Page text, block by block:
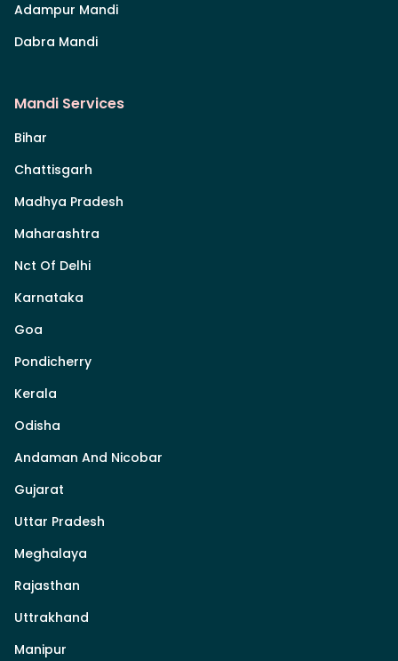
Adampur Mandi
Dabra Mandi
Mandi Services
Bihar
Chattisgarh
Madhya Pradesh
Maharashtra
Nct Of Delhi
Karnataka
Goa
Pondicherry
Kerala
Odisha
Andaman And Nicobar
Gujarat
Uttar Pradesh
Meghalaya
Rajasthan
Uttrakhand
Manipur